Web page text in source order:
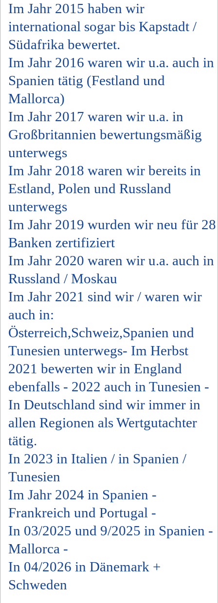
Im Jahr 2015 haben wir
international sogar bis Kapstadt /
Südafrika bewertet.
Im Jahr 2016 waren wir u.a. auch in
Spanien tätig (Festland und
Mallorca)
Im Jahr 2017 waren wir u.a. in
Großbritannien bewertungsmäßig
unterwegs
Im Jahr 2018 waren wir bereits in
Estland, Polen und Russland
unterwegs
Im Jahr 2019 wurden wir neu für 28
Banken zertifiziert
Im Jahr 2020 waren wir u.a. auch in
Russland / Moskau
Im Jahr 2021 sind wir / waren wir
auch in:
Österreich,Schweiz,Spanien und
Tunesien unterwegs- Im Herbst
2021 bewerten wir in England
ebenfalls - 2022 auch in Tunesien -
In Deutschland sind wir immer in
allen Regionen als Wertgutachter
tätig.
In 2023 in Italien / in Spanien /
Tunesien
Im Jahr 2024 in Spanien -
Frankreich und Portugal -
In 03/2025 und 9/2025 in Spanien -
Mallorca -
In 04/2026 in Dänemark +
Schweden